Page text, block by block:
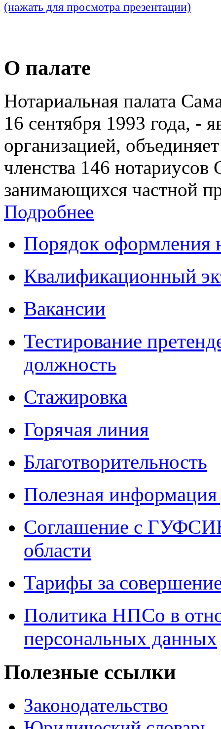
(нажать для просмотра презентации)
О палате
Нотариальная палата
16 сентября 1993 года, -
организацией,
членства 146 нотариусов
занимающихся частной
Подробнее
Порядок оформления
Квалификационный
Вакансии
Тестирование
должность
Стажировка
Горячая линия
Благотворительность
Полезная
Соглашение с
области
Тарифы за
Политика НПСо в
персональных данных
Полезные ссылки
Законодательство